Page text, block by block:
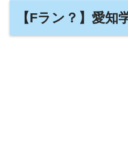
【Fラン？】愛知